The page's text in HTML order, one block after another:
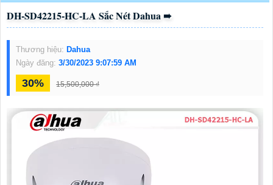
DH-SD42215-HC-LA Sắc Nét Dahua ➠
Thương hiệu: Dahua
Ngày đăng: 3/30/2023 9:07:59 AM
30% 15,500,000 ₫